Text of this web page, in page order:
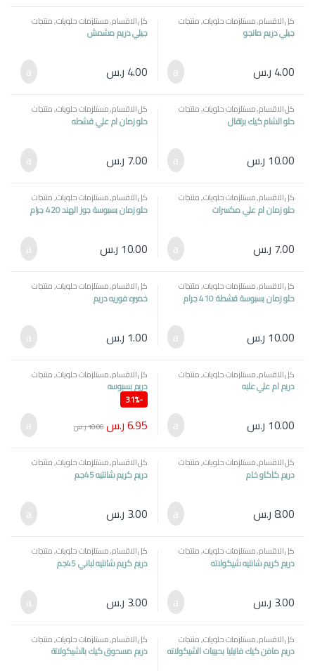
كل الاقسام,مستلزمات حلويات,منتجات
مصرية
جيلي دريم مانجو
4.00 ر.س
كل الاقسام,مستلزمات حلويات,منتجات
مصرية
جيلي دريم مشمش
4.00 ر.س
كل الاقسام,مستلزمات حلويات,منتجات
مصرية
حلو الشام كيك برتقال
10.00 ر.س
كل الاقسام,مستلزمات حلويات,منتجات
مصرية
حلو زمان ام علي قشطه
7.00 ر.س
كل الاقسام,مستلزمات حلويات,منتجات
مصرية
حلو زمان ام علي مكسرات
7.00 ر.س
كل الاقسام,مستلزمات حلويات,منتجات
مصرية
حلو زمان بسبوسة جوز الهند 420 جرام
10.00 ر.س
كل الاقسام,مستلزمات حلويات,منتجات
مصرية
حلو زمان بسبوسة قشطة 410 جرام
10.00 ر.س
كل الاقسام,مستلزمات حلويات,منتجات
مصرية
خميره فوريه دريم
1.00 ر.س
كل الاقسام,مستلزمات حلويات,منتجات
مصرية
دريم ام علي علبه
10.00 ر.س
كل الاقسام,مستلزمات حلويات,منتجات
مصرية
دريم بسبوسه
-
31%
6.95ر.س 10.00ر.س
كل الاقسام,مستلزمات حلويات,منتجات
مصرية
دريم كاكاو خام
8.00ر.س
كل الاقسام,مستلزمات حلويات,منتجات
مصرية
دريم كريم شانتيه 45جم
3.00 ر.س
كل الاقسام,مستلزمات حلويات,منتجات
مصرية
دريم كريم شانتيه شيكولاته
3.00 ر.س
كل الاقسام,مستلزمات حلويات,منتجات
مصرية
دريم كريم شانتيه لباني 45جم
3.00 ر.س
كل الاقسام,مستلزمات حلويات,منتجات
مصرية
دريم مافن كيك فانيليا بحبيبات الشيكولاته
كل الاقسام,مستلزمات حلويات,منتجات
مصرية
دريم مسحوق كيك بالشيكولاتة